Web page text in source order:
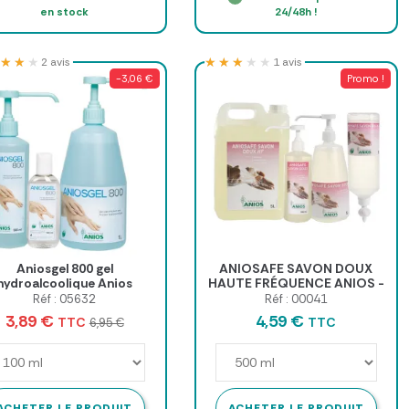
en stock
24/48h !
-3,06 €
Aniosgel 800 gel
Anios
Réf : 05632
2 avis
3,89 € TTC 6,95 €
Promo !
ANIOSAFE SAVON DOUX
HAUTE FRÉQUENCE ANIOS -
flacon 500 ml + pompe
Réf : 00041
★★★★★
★★★★★ 1 avis
4,59 € TTC